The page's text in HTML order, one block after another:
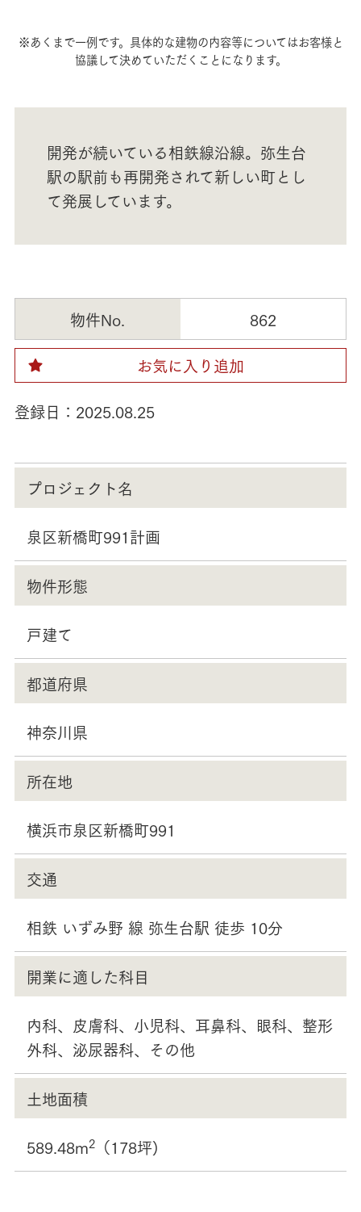
※あくまで一例です。具体的な建物の内容等についてはお客様と
協議して決めていただくことになります。
開発が続いている相鉄線沿線。弥生台
駅の駅前も再開発されて新しい町とし
て発展しています。
物件No. 862
登録日： 2025.08.25
お気に入り追加
プロジェクト名
泉区新橋町991計画
物件形態
戸建て
都道府県
神奈川県
所在地
横浜市泉区新橋町991
交通
相鉄 いずみ野 線 弥生台駅 徒歩 10分
開業に適した科目
内科、皮膚科、小児科、耳鼻科、眼科、整形
外科、泌尿器科、その他
土地面積
589.48m2（178坪)